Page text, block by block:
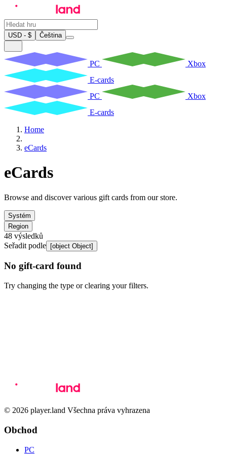
USD - $ Čeština
PC
Xbox
E-cards
PC
Xbox
E-cards
Home
eCards
eCards
Browse and discover various gift cards from our store.
Systém
Region
48 výsledků
Seřadit podle
[object Object]
No gift-card found
Try changing the type or clearing your filters.
© 2026 player.land Všechna práva vyhrazena
Obchod
PC